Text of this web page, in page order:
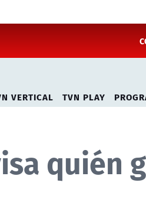
VERTICAL TVN PLAY
quién